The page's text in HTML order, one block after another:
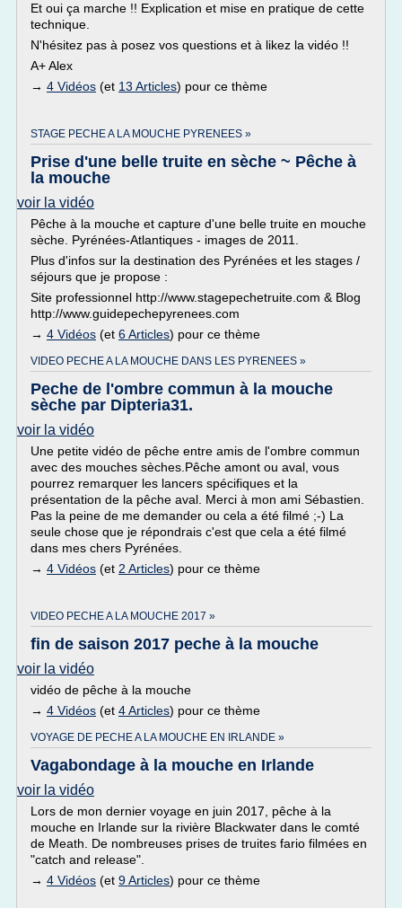
Et oui ça marche !! Explication et mise en pratique de cette
technique.
N'hésitez pas à posez vos questions et à likez la vidéo !!
A+ Alex
→ 4 Vidéos (et 13 Articles) pour ce thème
STAGE PECHE A LA MOUCHE PYRENEES »
Prise d'une belle truite en sèche ~ Pêche à
la mouche
voir la vidéo
Pêche à la mouche et capture d'une belle truite en mouche
sèche. Pyrénées-Atlantiques - images de 2011.
Plus d'infos sur la destination des Pyrénées et les stages /
séjours que je propose :
Site professionnel http://www.stagepechetruite.com & Blog
http://www.guidepechepyrenees.com
→ 4 Vidéos (et 6 Articles) pour ce thème
VIDEO PECHE A LA MOUCHE DANS LES PYRENEES »
Peche de l'ombre commun à la mouche
sèche par Dipteria31.
voir la vidéo
Une petite vidéo de pêche entre amis de l'ombre commun
avec des mouches sèches.Pêche amont ou aval, vous
pourrez remarquer les lancers spécifiques et la
présentation de la pêche aval. Merci à mon ami Sébastien.
Pas la peine de me demander ou cela a été filmé ;-) La
seule chose que je répondrais c'est que cela a été filmé
dans mes chers Pyrénées.
→ 4 Vidéos (et 2 Articles) pour ce thème
VIDEO PECHE A LA MOUCHE 2017 »
fin de saison 2017 peche à la mouche
voir la vidéo
vidéo de pêche à la mouche
→ 4 Vidéos (et 4 Articles) pour ce thème
VOYAGE DE PECHE A LA MOUCHE EN IRLANDE »
Vagabondage à la mouche en Irlande
voir la vidéo
Lors de mon dernier voyage en juin 2017, pêche à la
mouche en Irlande sur la rivière Blackwater dans le comté
de Meath. De nombreuses prises de truites fario filmées en
"catch and release".
→ 4 Vidéos (et 9 Articles) pour ce thème